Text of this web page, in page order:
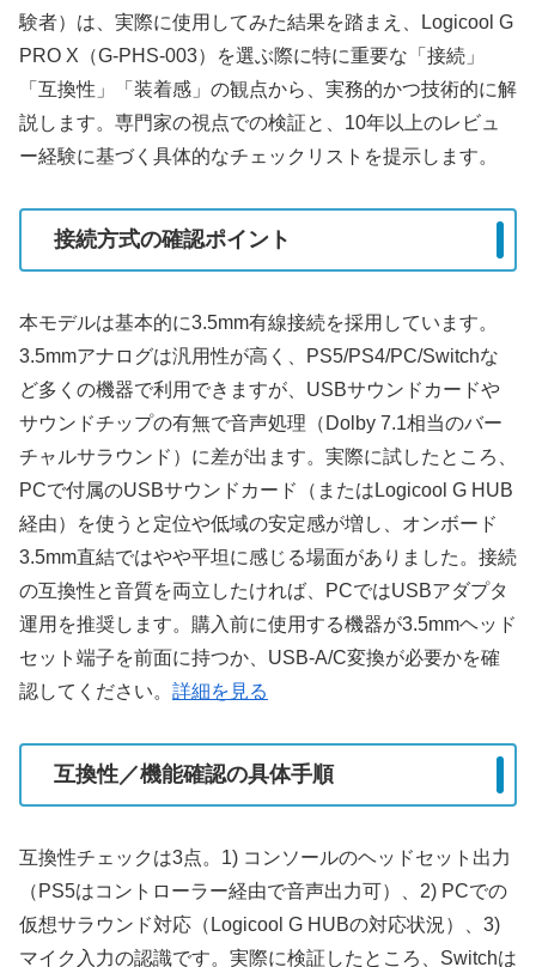
験者）は、実際に使用してみた結果を踏まえ、Logicool G
PRO X（G-PHS-003）を選ぶ際に特に重要な「接続」
「互換性」「装着感」の観点から、実務的かつ技術的に解
説します。専門家の視点での検証と、10年以上のレビュ
ー経験に基づく具体的なチェックリストを提示します。
接続方式の確認ポイント
本モデルは基本的に3.5mm有線接続を採用しています。
3.5mmアナログは汎用性が高く、PS5/PS4/PC/Switchな
ど多くの機器で利用できますが、USBサウンドカードや
サウンドチップの有無で音声処理（Dolby 7.1相当のバー
チャルサラウンド）に差が出ます。実際に試したところ、
PCで付属のUSBサウンドカード（またはLogicool G HUB
経由）を使うと定位や低域の安定感が増し、オンボード
3.5mm直結ではやや平坦に感じる場面がありました。接続
の互換性と音質を両立したければ、PCではUSBアダプタ
運用を推奨します。購入前に使用する機器が3.5mmヘッド
セット端子を前面に持つか、USB-A/C変換が必要かを確
認してください。 詳細を見る
互換性／機能確認の具体手順
互換性チェックは3点。1) コンソールのヘッドセット出力
（PS5はコントローラー経由で音声出力可）、2) PCでの
仮想サラウンド対応（Logicool G HUBの対応状況）、3)
マイク入力の認識です。実際に検証したところ、Switchは